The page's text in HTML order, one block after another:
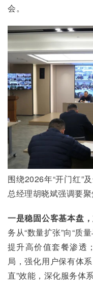
会。
围绕2026年“开门红”
总经理胡晓斌强调要
一是稳固公客基本盘
务从“数量扩张”向“质
提升高价值套餐渗透
局，强化用户保有体
直”效能，深化服务体系